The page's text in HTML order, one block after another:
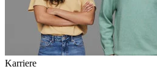
Karriere